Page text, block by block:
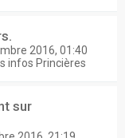
2016, 01:40
infos Princières
sur